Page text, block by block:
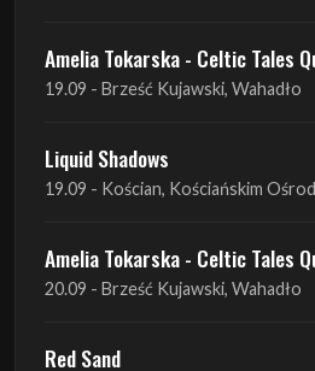
Liquid Shadows
19.09 - Kościan, Kościańskim
Amelia Tokarska - Celtic Tales
20.09 - Brześć Kujawski, Wahadło
Red Sand
Haken